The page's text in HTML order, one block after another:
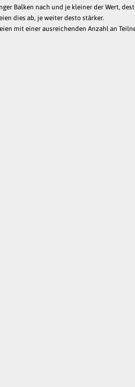
Balken nach und je kleiner der Wert,
dies ab, je weiter desto stärker.
mit einer ausreichenden Anzahl an